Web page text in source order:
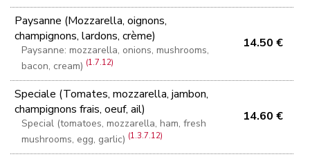
Paysanne (Mozzarella, oignons,
champignons, lardons, crème)
Paysanne: mozzarella, onions, mushrooms,
bacon, cream) (1.7.12)
14.50 €
Speciale (Tomates, mozzarella, jambon,
champignons frais, oeuf, ail)
Special (tomatoes, mozzarella, ham, fresh
mushrooms, egg, garlic) (1.3.7.12)
14.60 €